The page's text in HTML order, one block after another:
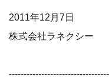
2011年12月7日
株式会社ラネクシー